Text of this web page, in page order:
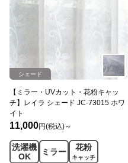
シェード
【ミラー・UVカット・花粉キャッ
チ】レイラ シェード JC-73015 ホワ
イト
11,000円(税込)～
洗濯機
OK
ミラー 花粉
キャッチ